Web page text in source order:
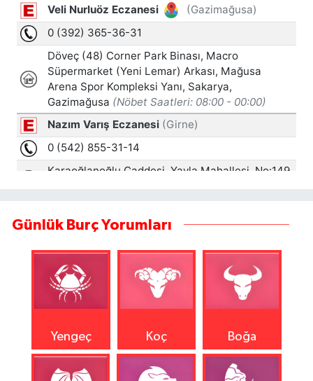
Günlük Burç Yorumları
Yengeç Koç Boğa